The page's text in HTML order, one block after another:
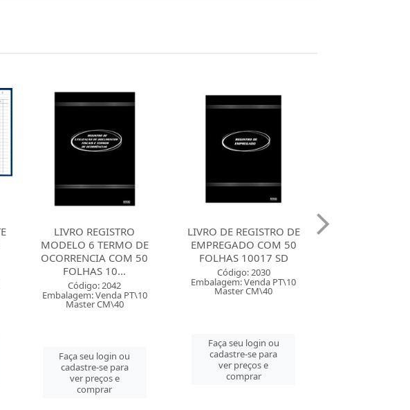
LIVRO DE REGISTRO DE
EMPREGADO COM 50
FOLHAS 10017 SD
Código: 2030
Embalagem: Venda PT\10
Master CM\40
cadastre-se para
ver preços e
comprar
LIVRO CONTA CORRENTE
OFICIO COM 100 FOLHAS
10010 SD
Código: 2027
Embalagem: Venda PT\5
Master CM\30
Faça seu login ou
cadastre-se para
ver preços e
comprar